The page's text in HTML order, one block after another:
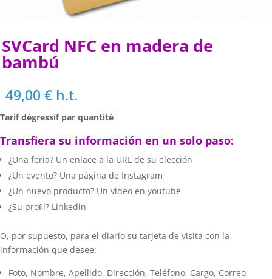
SVCard NFC en madera de
bambú
49,00€ h.t.
Tarif dégressif par quantité
Transfiera su información en un solo paso:
¿Una feria? Un enlace a la URL de su elección
¿Un evento? Una página de Instagram
¿Un nuevo producto? Un video en youtube
¿Su proﬁl? Linkedin
O, por supuesto, para el diario su tarjeta de visita con la
información que desee:
Foto, Nombre, Apellido, Dirección, Teléfono, Cargo, Correo,